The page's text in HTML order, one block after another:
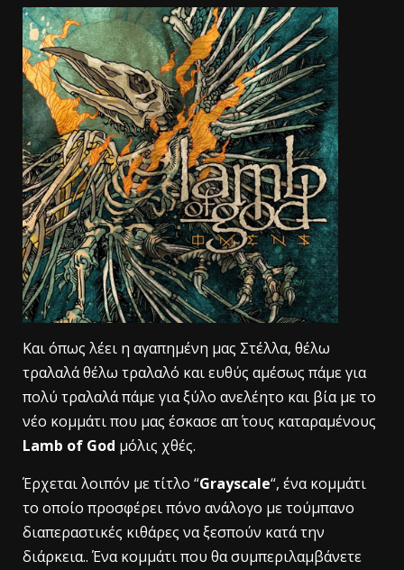
Και όπως λέει η αγαπημένη μας Στέλλα, θέλω
τραλαλά θέλω τραλαλό και ευθύς αμέσως πάμε για
πολύ τραλαλά πάμε για ξύλο ανελέητο και βία με το
νέο κομμάτι που μας έσκασε απ΄ τους καταραμένους
Lamb of God μόλις χθές.
Έρχεται λοιπόν με τίτλο “Grayscale“, ένα κομμάτι
το οποίο προσφέρει πόνο ανάλογο με τούμπανο
διαπεραστικές κιθάρες να ξεσπούν κατά την
διάρκεια.. Ένα κομμάτι που θα συμπεριλαμβάνετε